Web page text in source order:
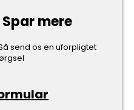
mere
send os en uforpligtet